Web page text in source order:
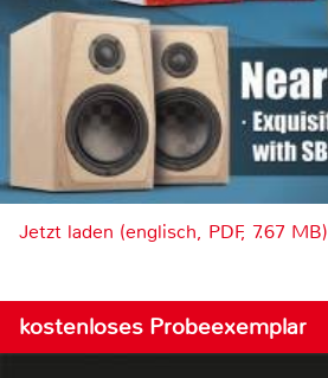
Jetzt laden (englisch, PDF, 7.67 MB)
kostenloses Probeexemplar